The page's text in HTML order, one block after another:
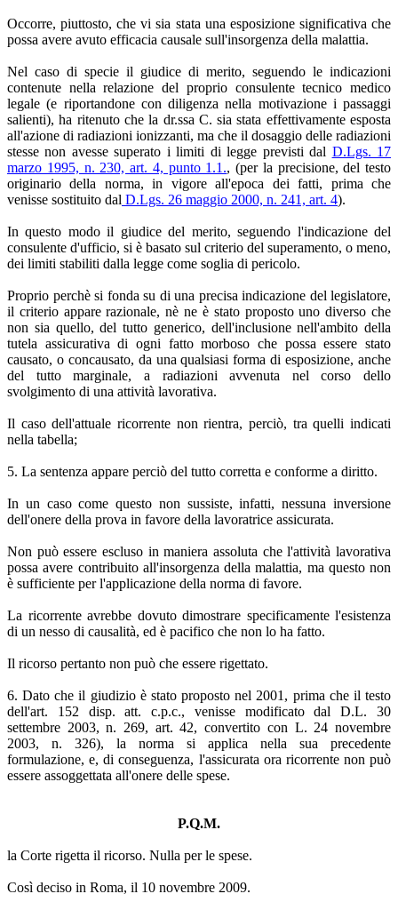
Occorre, piuttosto, che vi sia stata una esposizione significativa che
possa avere avuto efficacia causale sull'insorgenza della malattia.
Nel caso di specie il giudice di merito, seguendo le indicazioni
contenute nella relazione del proprio consulente tecnico medico
legale (e riportandone con diligenza nella motivazione i passaggi
salienti), ha ritenuto che la dr.ssa C. sia stata effettivamente esposta
all'azione di radiazioni ionizzanti, ma che il dosaggio delle radiazioni
stesse non avesse superato i limiti di legge previsti dal D.Lgs. 17
marzo 1995, n. 230, art. 4, punto 1.1., (per la precisione, del testo
originario della norma, in vigore all'epoca dei fatti, prima che
venisse sostituito dal D.Lgs. 26 maggio 2000, n. 241, art. 4).
In questo modo il giudice del merito, seguendo l'indicazione del
consulente d'ufficio, si è basato sul criterio del superamento, o meno,
dei limiti stabiliti dalla legge come soglia di pericolo.
Proprio perchè si fonda su di una precisa indicazione del legislatore,
il criterio appare razionale, nè ne è stato proposto uno diverso che
non sia quello, del tutto generico, dell'inclusione nell'ambito della
tutela assicurativa di ogni fatto morboso che possa essere stato
causato, o concausato, da una qualsiasi forma di esposizione, anche
del tutto marginale, a radiazioni avvenuta nel corso dello
svolgimento di una attività lavorativa.
Il caso dell'attuale ricorrente non rientra, perciò, tra quelli indicati
nella tabella;
5. La sentenza appare perciò del tutto corretta e conforme a diritto.
In un caso come questo non sussiste, infatti, nessuna inversione
dell'onere della prova in favore della lavoratrice assicurata.
Non può essere escluso in maniera assoluta che l'attività lavorativa
possa avere contribuito all'insorgenza della malattia, ma questo non
è sufficiente per l'applicazione della norma di favore.
La ricorrente avrebbe dovuto dimostrare specificamente l'esistenza
di un nesso di causalità, ed è pacifico che non lo ha fatto.
Il ricorso pertanto non può che essere rigettato.
6. Dato che il giudizio è stato proposto nel 2001, prima che il testo
dell'art. 152 disp. att. c.p.c., venisse modificato dal D.L. 30
settembre 2003, n. 269, art. 42, convertito con L. 24 novembre
2003, n. 326), la norma si applica nella sua precedente
formulazione, e, di conseguenza, l'assicurata ora ricorrente non può
essere assoggettata all'onere delle spese.
P.Q.M.
la Corte rigetta il ricorso. Nulla per le spese.
Così deciso in Roma, il 10 novembre 2009.